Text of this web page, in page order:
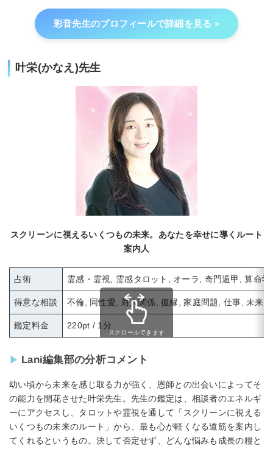
彩音先生のプロフィールで詳細を見る
叶栄(かなえ)先生
スクリーンに視えるいくつもの未来。あなたを幸せに導くルート
案内人
占術 霊感・霊視, 霊感タロット, オーラ, 奇門遁甲, 算命学
得意な相談 不倫, 同性愛, 対人関係, 復縁, 家庭問題, 仕事, 未来
鑑定料金 220pt / 1分
スクロールできます
Lani編集部の分析コメント
幼い頃から未来を感じ取る力が強く、恩師との出会いによってそ
の能力を開花させた叶栄先生。先生の鑑定は、相談者のエネルギ
ーにアクセスし、タロットや霊視を通して「スクリーンに視える
いくつもの未来のルート」から、最も心が軽くなる道筋を案内し
てくれるというもの。決して否定せず、どんな悩みも成長の糧と